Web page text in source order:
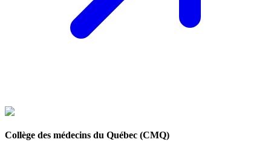
Collège des médecins du Québec (CMQ)